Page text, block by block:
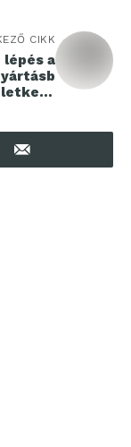
CIKK
lépés a
terén